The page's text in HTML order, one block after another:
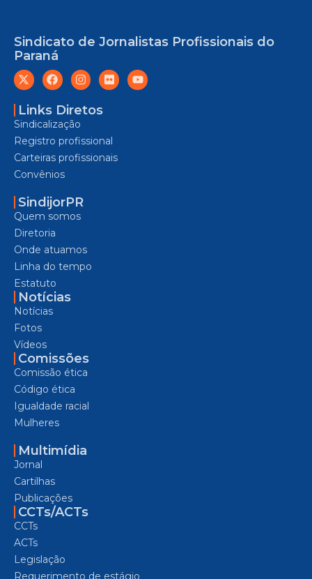
Sindicato de Jornalistas Profissionais do
Paraná
Links Diretos
Sindicalização
Registro profissional
Carteiras profissionais
Convênios
SindijorPR
Quem somos
Diretoria
Onde atuamos
Linha do tempo
Estatuto
Notícias
Notícias
Fotos
Vídeos
Comissões
Comissão ética
Código ética
Igualdade racial
Mulheres
Multimídia
Jornal
Cartilhas
Publicações
CCTs/ACTs
CCTs
ACTs
Legislação
Requerimento de estágio